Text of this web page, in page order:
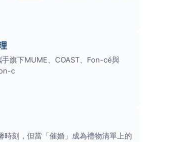
旗下MUME、COAST、Fon-cé與
c
時刻，但當「催婚」成為禮物清單上的